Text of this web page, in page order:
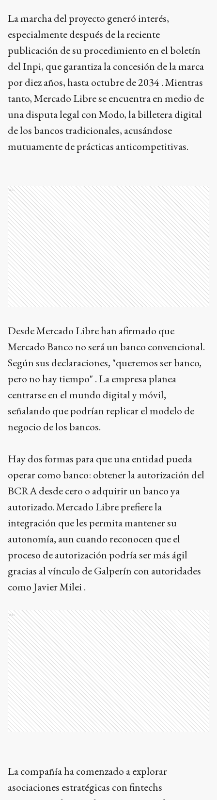
La marcha del proyecto generó interés,
especialmente después de la reciente
publicación de su procedimiento en el boletín
del Inpi, que garantiza la concesión de la marca
por diez años, hasta octubre de 2034 . Mientras
tanto, Mercado Libre se encuentra en medio de
una disputa legal con Modo, la billetera digital
de los bancos tradicionales, acusándose
mutuamente de prácticas anticompetitivas.
Ads
Desde Mercado Libre han afirmado que
Mercado Banco no será un banco convencional.
Según sus declaraciones, "queremos ser banco,
pero no hay tiempo" . La empresa planea
centrarse en el mundo digital y móvil,
señalando que podrían replicar el modelo de
negocio de los bancos.
Hay dos formas para que una entidad pueda
operar como banco: obtener la autorización del
BCRA desde cero o adquirir un banco ya
autorizado. Mercado Libre prefiere la
integración que les permita mantener su
autonomía, aun cuando reconocen que el
proceso de autorización podría ser más ágil
gracias al vínculo de Galperín con autoridades
como Javier Milei .
Ads
La compañía ha comenzado a explorar
asociaciones estratégicas con fintechs